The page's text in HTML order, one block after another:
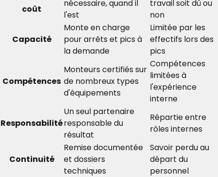
coût
nécessaire, quand il
l'est
travail soit dû ou
non
Capacité
Monte en charge
pour arrêts et pics à
la demande
Limitée par les
effectifs lors des
pics
Compétences
Monteurs certifiés sur
de nombreux types
d'équipements
Compétences
limitées à
l'expérience
interne
Responsabilité
Un seul partenaire
responsable du
résultat
Répartie entre
rôles internes
Continuité
Remise documentée
et dossiers
techniques
Savoir perdu au
départ du
personnel